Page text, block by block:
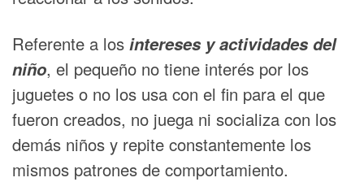
Referente a los intereses y actividades del
niño, el pequeño no tiene interés por los
juguetes o no los usa con el fin para el que
fueron creados, no juega ni socializa con los
demás niños y repite constantemente los
mismos patrones de comportamiento.